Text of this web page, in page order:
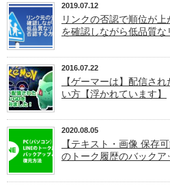
2019.07.12
リンクの否認で順位が
を確認しながら低品質
2016.07.22
【ゲーマーは】配信さ
い方【浮かれています】
2020.08.05
【テキスト・画像 保存
のトーク履歴のバックア